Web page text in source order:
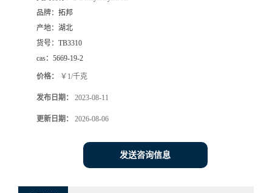
品牌： 拓邦
产地： 湖北
货号： TB3310
cas： 5669-19-2
价格： ￥1/千克
发布日期： 2023-08-11
更新日期： 2026-08-06
发送咨询信息